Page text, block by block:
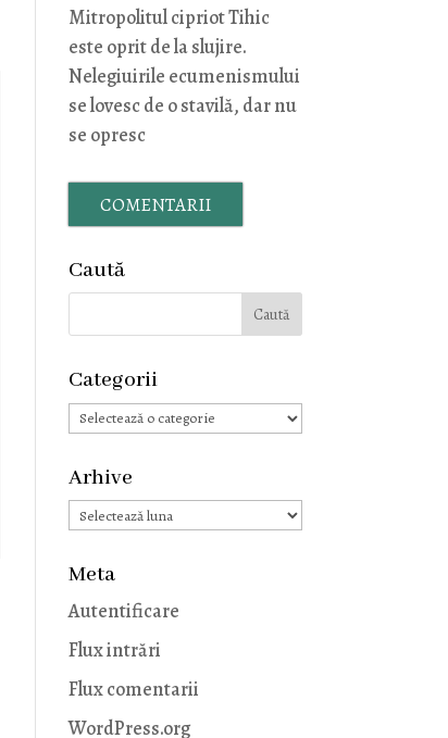
Mitropolitul cipriot Tihic
este oprit de la slujire.
Nelegiuirile ecumenismului
se lovesc de o stavilă, dar nu
se opresc
COMENTARII
Caută
Categorii
Categorii
Arhive
Arhive
Meta
Autentificare
Flux intrări
Flux comentarii
WordPress.org